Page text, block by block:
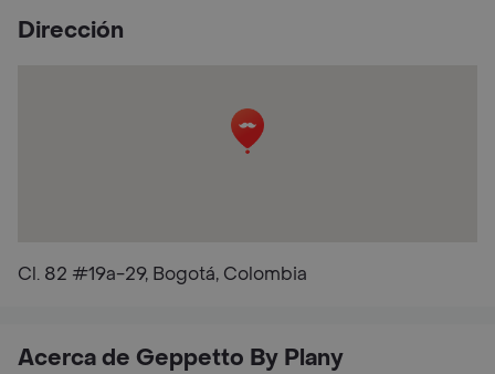
Dirección
Cl. 82 #19a-29, Bogotá, Colombia
Acerca de Geppetto By Plany